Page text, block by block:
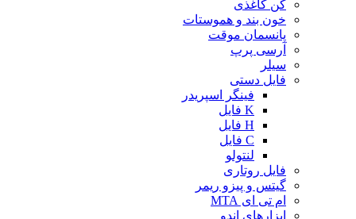
کن کاغذی
خون بند و هموستات
پانسمان موقت
آرسی پرپ
سیلر
فایل دستی
فینگر اسپریدر
K فایل
H فایل
C فایل
لنتولو
فایل روتاری
گیتس و پیزو ریمر
ام تی ای MTA
ابزارهای اندو